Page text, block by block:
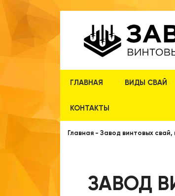
ГЛАВНАЯ ВИДЫ СВАЙ
КОНТАКТЫ
Главная - Завод винтовых
ЗАВОД